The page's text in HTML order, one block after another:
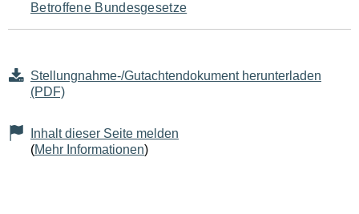
Betroffene Bundesgesetze
Stellungnahme-/Gutachtendokument herunterladen
(PDF)
Inhalt dieser Seite melden
(Mehr Informationen)